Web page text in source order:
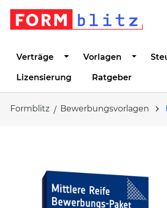
Zur Hauptnavigation
Verträge Vorlagen
Lizensierung Ratgeber
Formblitz Bewerbungsvorlagen